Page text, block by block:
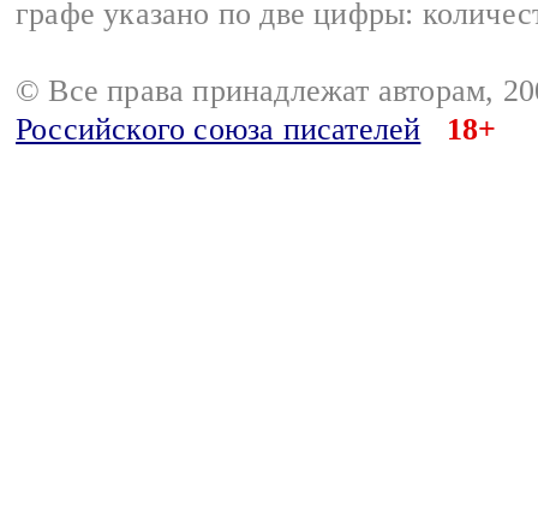
графе указано по две цифры:
© Все права принадлежат авторам,
Российского союза писателей
18+